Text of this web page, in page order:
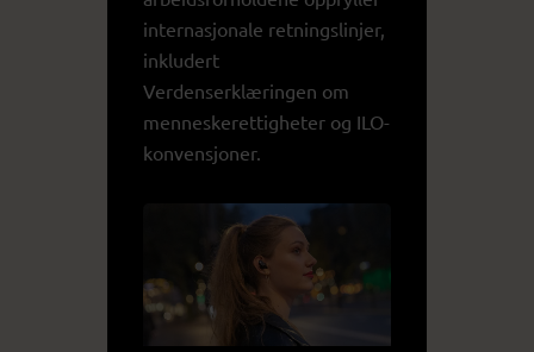
internasjonale retningslinjer,
inkludert
Verdenserklæringen om
menneskerettigheter og ILO-
konvensjoner.